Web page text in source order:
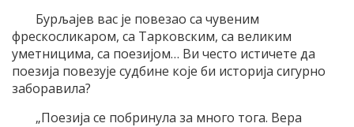
Бурљајев вас је повезао са чувеним
фрескосликаром, са Тарковским, са великим
уметницима, са поезијом… Ви често истичете да
поезија повезује судбине које би историја сигурно
заборавила?
„Поезија се побринула за много тога. Вера